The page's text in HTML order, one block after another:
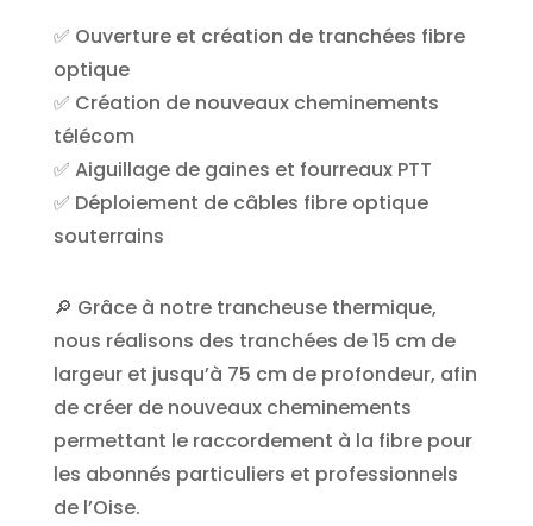
✅ Ouverture et création de tranchées fibre
optique
✅ Création de nouveaux cheminements
télécom
✅ Aiguillage de gaines et fourreaux PTT
✅ Déploiement de câbles fibre optique
souterrains
🔎 Grâce à notre trancheuse thermique,
nous réalisons des tranchées de 15 cm de
largeur et jusqu’à 75 cm de profondeur, afin
de créer de nouveaux cheminements
permettant le raccordement à la fibre pour
les abonnés particuliers et professionnels
de l’Oise.